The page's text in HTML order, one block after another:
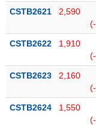
thuật
sơ
nghiệp
tức
sự
CSTB2621 2,590
CSTB2622 1,910
CSTB2623 2,160
CSTB2624 1,550
NGUYÊN
VẬT